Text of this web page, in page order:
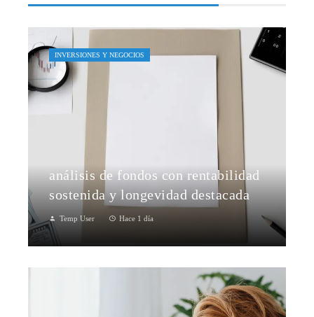
análisis de fondos con rentabilidad
sostenida y longevidad destacada
Temp User Hace 1 día
INVERSIONES Y NEGOCIOS